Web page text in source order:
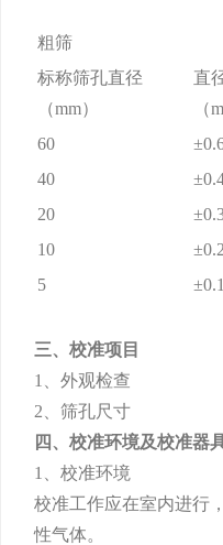
粗筛
标称筛孔直径
（mm）
直
（
60
40
20
10
5
三、校准项目
1、外观检查
2、筛孔尺寸
四、校准环境及校准器
1、校准环境
校准工作应在室内进行
性气体。